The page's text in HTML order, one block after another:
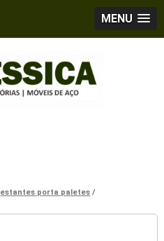
MENU
estantes porta paletes